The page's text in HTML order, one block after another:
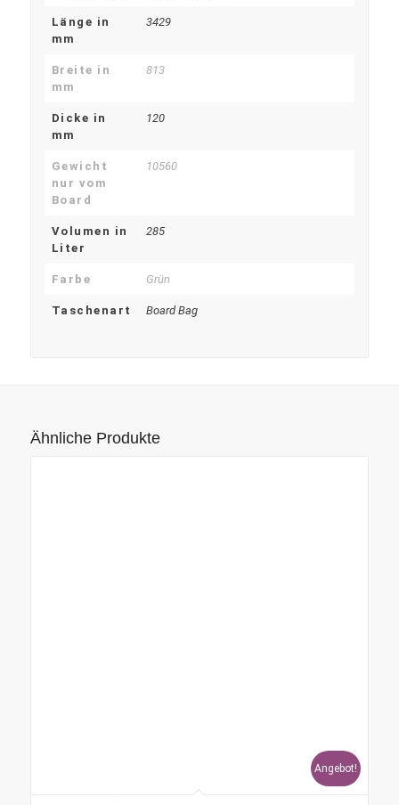
Länge in
mm
3429
Breite in
mm
813
Dicke in
mm
120
Gewicht
nur vom
Board
10560
Volumen in
Liter
285
Farbe Grün
Taschenart Board Bag
Ähnliche Produkte
Angebot!